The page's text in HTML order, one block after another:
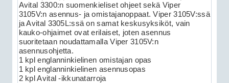
Avital 3300:n suomenkieliset ohjeet sekä Viper
3105V:n asennus- ja omistajanoppaat. Viper 3105V:ssä
ja Avital 3305L:ssä on samat keskusyksiköt, vain
kauko-ohjaimet ovat erilaiset, joten asennus
suoritetaan noudattamalla Viper 3105V:n
asennusohjetta.
1 kpl englanninkielinen omistajan opas
1 kpl englanninkielinen asennusopas
2 kpl Avital -ikkunatarroja